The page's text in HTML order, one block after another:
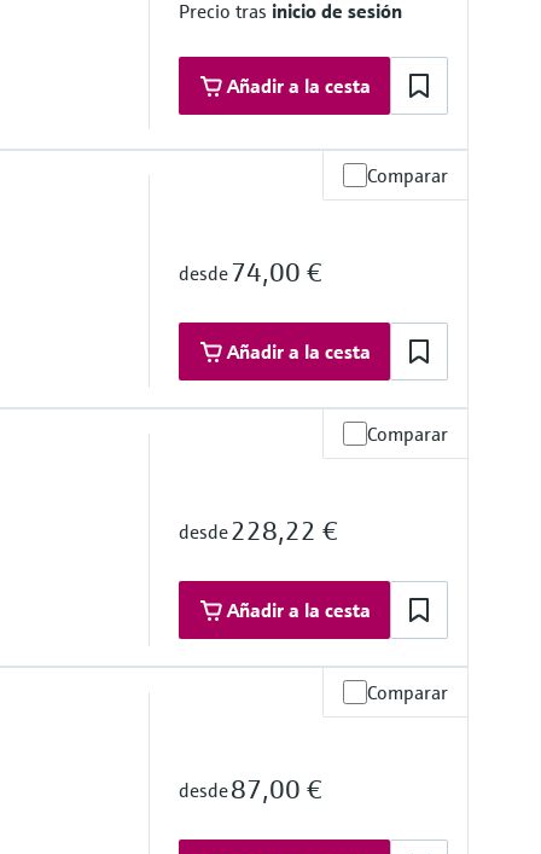
Precio tras inicio de sesión
Añadir a la cesta
Comparar
desde74,00 €
Añadir a la cesta
bajo demanda
Comparar
desde228,22 €
Añadir a la cesta
Comparar
desde87,00 €